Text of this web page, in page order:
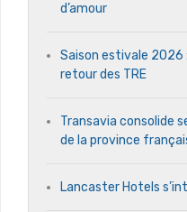
d’amour
Saison estivale 2026
retour des TRE
Transavia consolide
de la province
Lancaster Hotels